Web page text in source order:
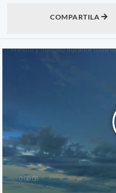
COMPARTILA